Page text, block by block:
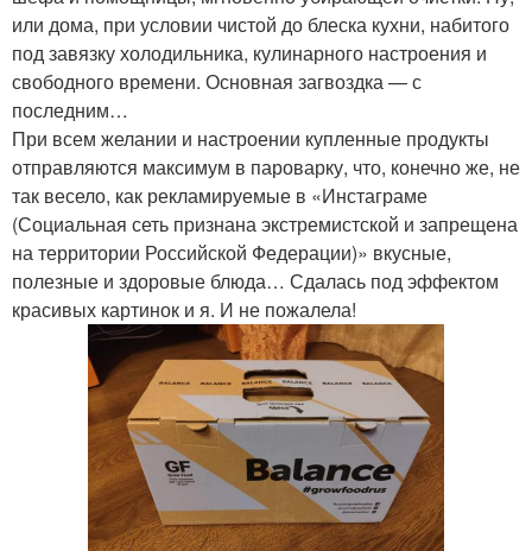
или дома, при условии чистой до блеска кухни, набитого
под завязку холодильника, кулинарного настроения и
свободного времени. Основная загвоздка — с
последним…
При всем желании и настроении купленные продукты
отправляются максимум в пароварку, что, конечно же, не
так весело, как рекламируемые в «Инстаграме
(Социальная сеть признана экстремистской и запрещена
на территории Российской Федерации)» вкусные,
полезные и здоровые блюда… Сдалась под эффектом
красивых картинок и я. И не пожалела!